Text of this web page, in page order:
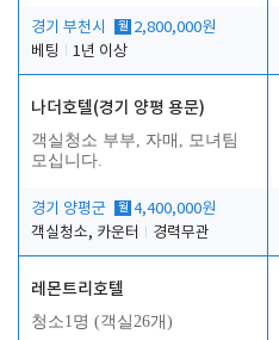
경기 부천시 월 2,800,000원
베팅
1년 이상
나더호텔(경기 양평 용문)
객실청소 부부, 자매, 모녀팀
모십니다.
경기 양평군 월 4,400,000원
객실청소, 카운터
경력무관
레몬트리호텔
청소1명 (객실26개)